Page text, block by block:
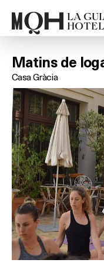
LA
Matins de
Casa Gràcia